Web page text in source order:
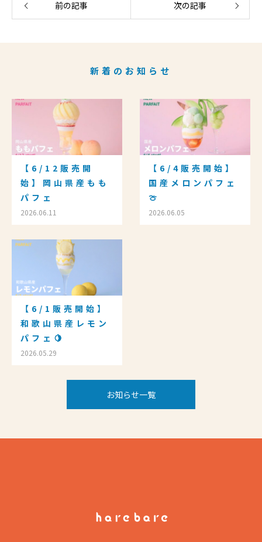
前の記事 次の記事
新着のお知らせ
【6/12販売開
始】岡山県産もも
パフェ
2026.06.11
【6/4販売開始】
国産メロンパフェ
🍈
2026.06.05
【6/1販売開始】
和歌山県産レモン
パフェ🍋
2026.05.29
お知らせ一覧